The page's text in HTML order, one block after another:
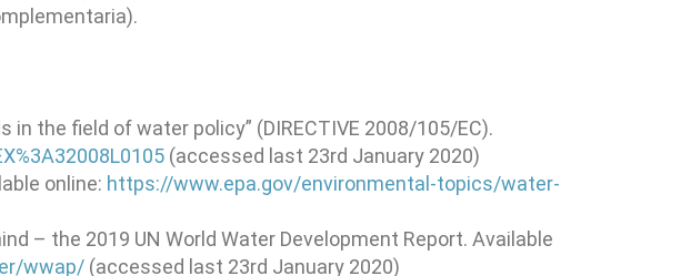
the field of water policy” (DIRECTIVE 2008/105/EC).
(accessed last 23rd January 2020)
online: https://www.epa.gov/environmental-topics/water-
– the 2019 UN World Water Development Report. Available
wwap/ (accessed last 23rd January 2020)